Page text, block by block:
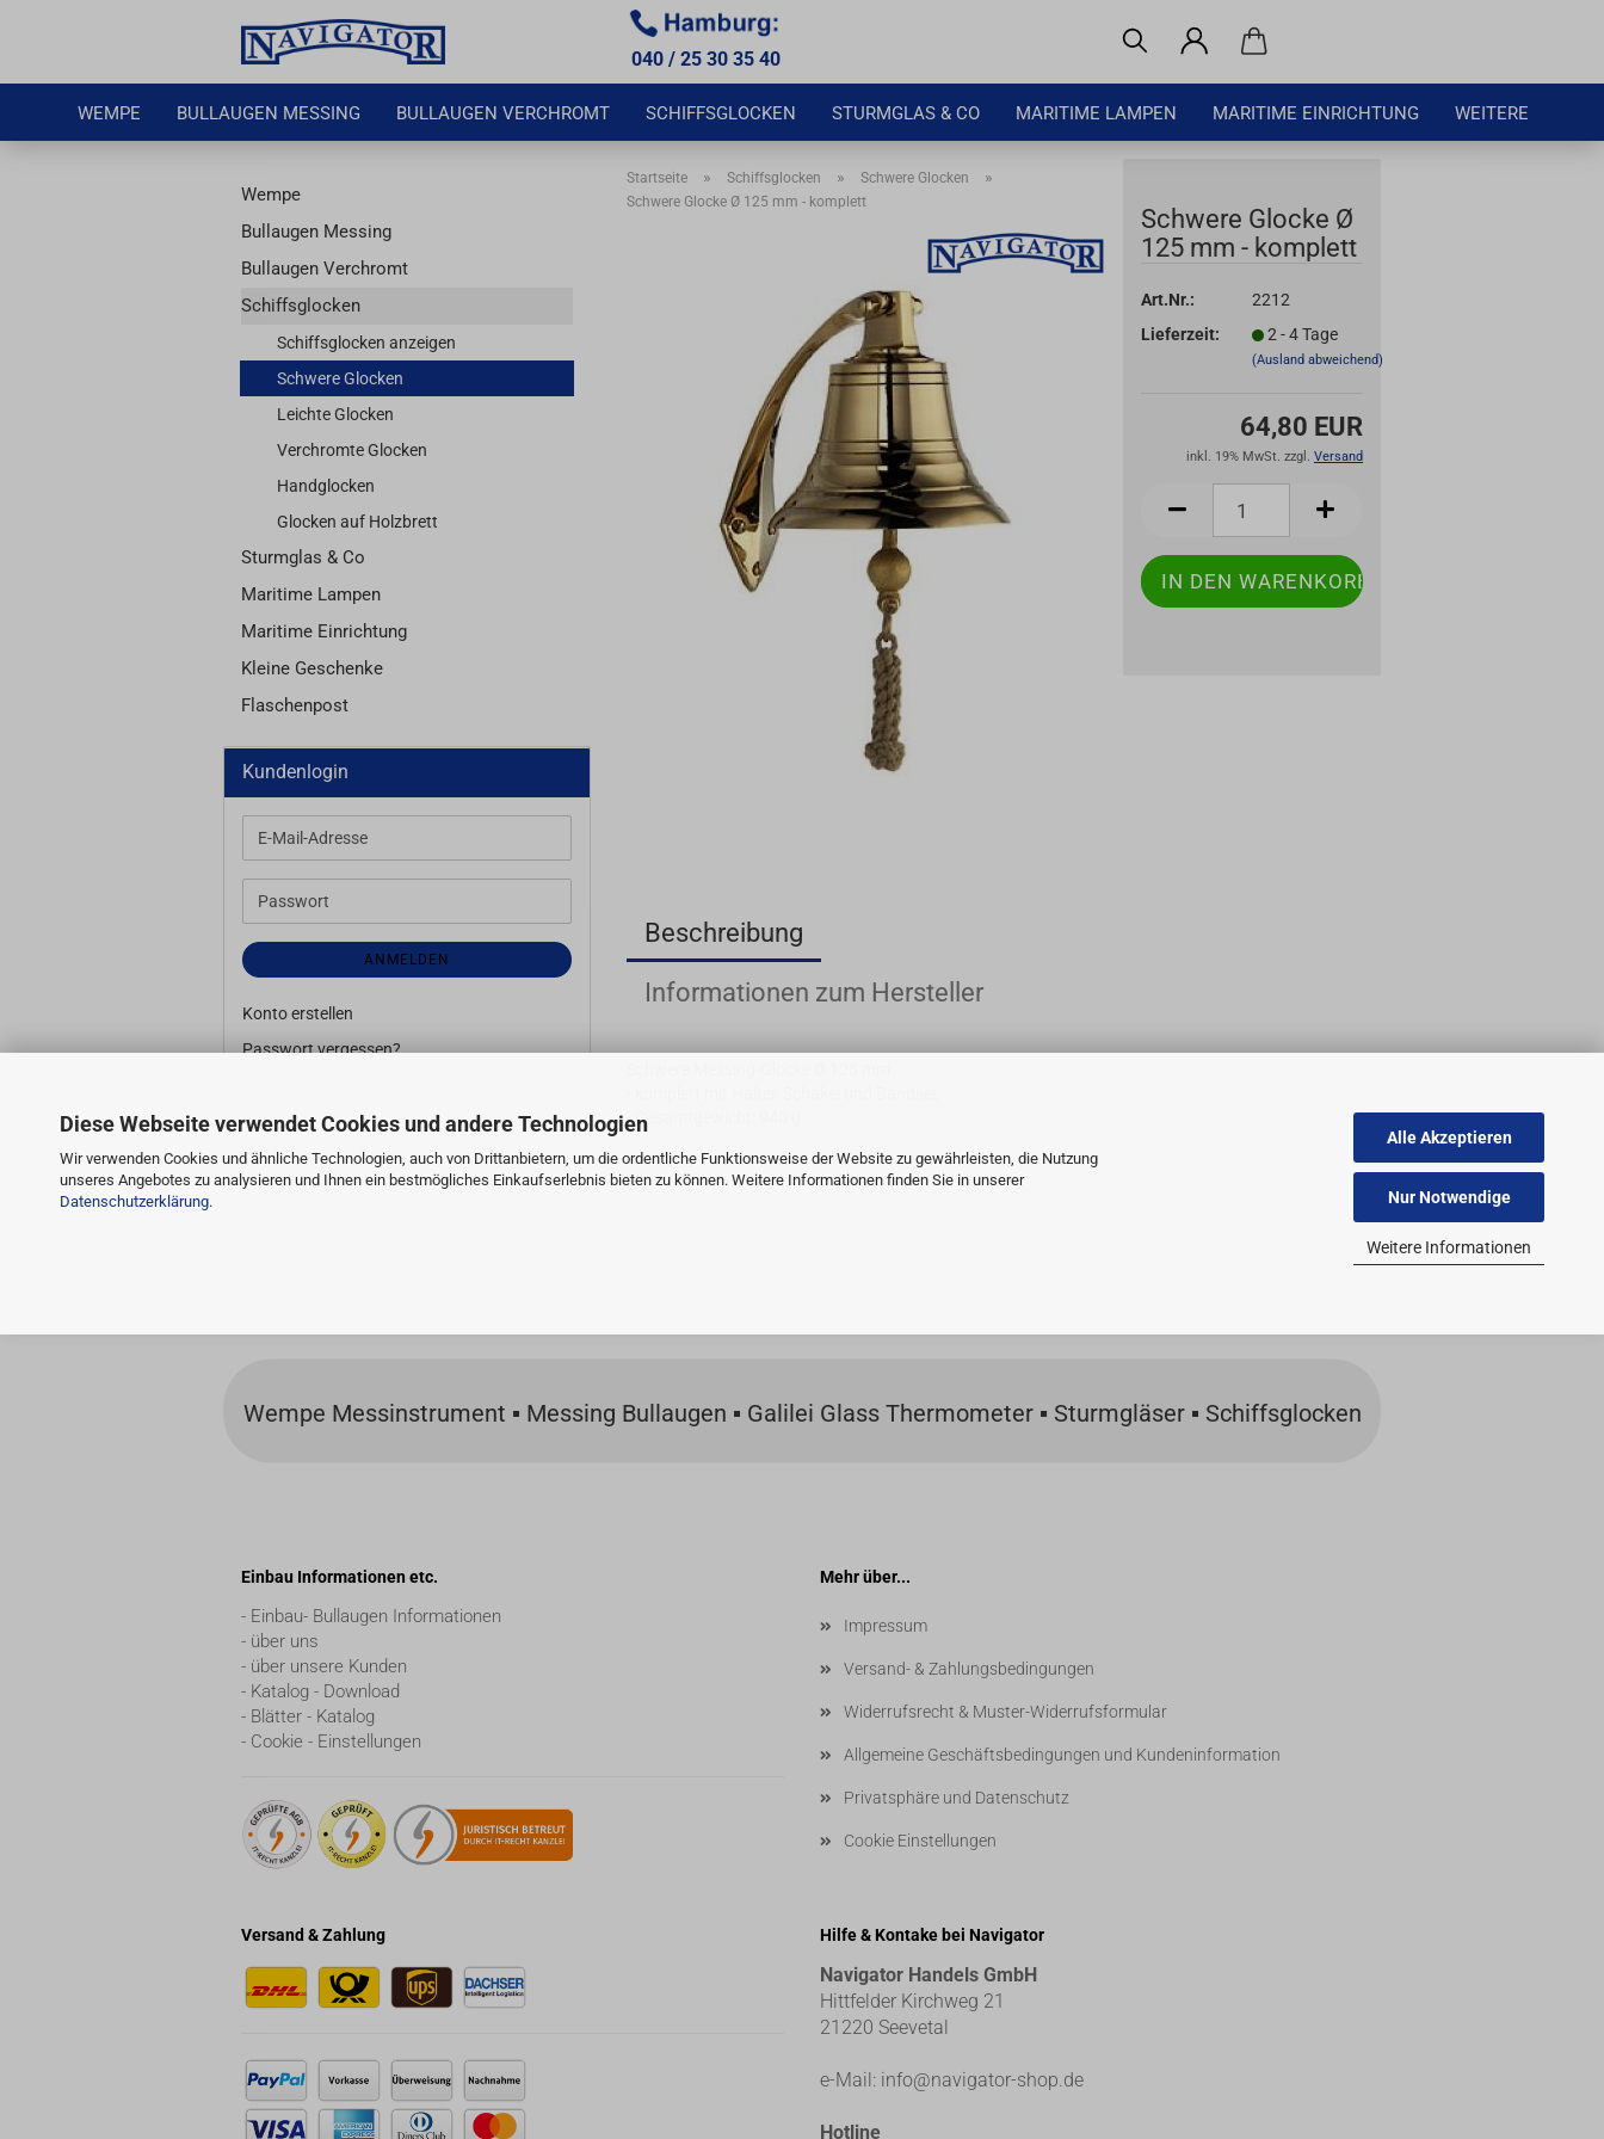
Diese Webseite verwendet Cookies und andere Technologien
Wir verwenden Cookies und ähnliche Technologien, auch von Drittanbietern, um die ordentliche Funktionsweise der Website zu gewährleisten, die Nutzung
unseres Angebotes zu analysieren und Ihnen ein bestmögliches Einkaufserlebnis bieten zu können. Weitere Informationen finden Sie in unserer
Datenschutzerklärung.
Alle Akzeptieren
Nur Notwendige
Weitere Informationen
040 / 25 30 35 40
WEMPE BULLAUGEN MESSING BULLAUGEN VERCHROMT SCHIFFSGLOCKEN STURMGLAS & CO MARITIME LAMPEN MARITIME EINRICHTUNG WEITERE
Startseite » Schiffsglocken » Schwere Glocken »
Schwere Glocke Ø 125 mm - komplett
Schwere Glocke Ø
125 mm - komplett
Art.Nr.:
2212
Lieferzeit:
2 - 4 Tage
(Ausland abweichend)
64,80 EUR
inkl. 19% MwSt. zzgl. Versand
Beschreibung
Informationen zum Hersteller
- Gesamtgewicht: 940 g
Wempe
Bullaugen Messing
Bullaugen Verchromt
Schiffsglocken
Schiffsglocken anzeigen
Schwere Glocken
Leichte Glocken
Verchromte Glocken
Handglocken
Glocken auf Holzbrett
Sturmglas & Co
Maritime Lampen
Maritime Einrichtung
Kleine Geschenke
Flaschenpost
Kundenlogin
E-
Mail-
Adresse
Passwort
ANMELDEN
Konto erstellen
Passwort vergessen?
Wempe Messinstrument ▪ Messing Bullaugen ▪ Galilei Glass Thermometer ▪ Sturmgläser ▪ Schiffsglocken
Einbau Informationen etc.
- Einbau- Bullaugen Informationen
- über uns
- über unsere Kunden
- Katalog - Download
- Blätter - Katalog
- Cookie - Einstellungen
Mehr über...
Impressum
Versand- & Zahlungsbedingungen
Widerrufsrecht & Muster-Widerrufsformular
Allgemeine Geschäftsbedingungen und Kundeninformation
Privatsphäre und Datenschutz
Cookie Einstellungen
Versand & Zahlung Hilfe & Kontake bei Navigator
Navigator Handels GmbH
Hittfelder Kirchweg 21
21220 Seevetal
e-Mail: info@navigator-shop.de
Hotline